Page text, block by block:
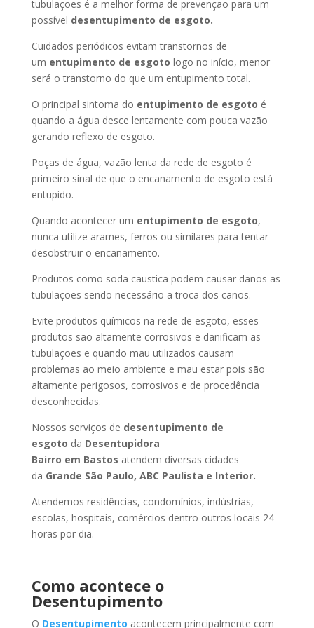
tubulações é a melhor forma de prevenção para um
possível desentupimento de esgoto.
Cuidados periódicos evitam transtornos de
um entupimento de esgoto logo no início, menor
será o transtorno do que um entupimento total.
O principal sintoma do entupimento de esgoto é
quando a água desce lentamente com pouca vazão
gerando reflexo de esgoto.
Poças de água, vazão lenta da rede de esgoto é
primeiro sinal de que o encanamento de esgoto está
entupido.
Quando acontecer um entupimento de esgoto,
nunca utilize arames, ferros ou similares para tentar
desobstruir o encanamento.
Produtos como soda caustica podem causar danos as
tubulações sendo necessário a troca dos canos.
Evite produtos químicos na rede de esgoto, esses
produtos são altamente corrosivos e danificam as
tubulações e quando mau utilizados causam
problemas ao meio ambiente e mau estar pois são
altamente perigosos, corrosivos e de procedência
desconhecidas.
Nossos serviços de desentupimento de
esgoto da Desentupidora
Bairro em Bastos atendem diversas cidades
da Grande São Paulo, ABC Paulista e Interior.
Atendemos residências, condomínios, indústrias,
escolas, hospitais, comércios dentro outros locais 24
horas por dia.
Como acontece o
Desentupimento
O Desentupimento acontecem principalmente com